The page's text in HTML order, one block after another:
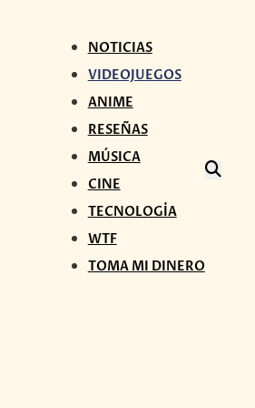
NOTICIAS
VIDEOJUEGOS
ANIME
RESEÑAS
MÚSICA
CINE
TECNOLOGÍA
WTF
TOMA MI DINERO